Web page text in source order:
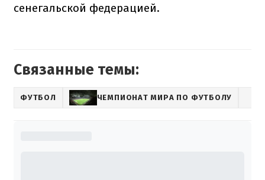
сенегальской федерацией.
Связанные темы:
ФУТБОЛ ЧЕМПИОНАТ МИРА ПО ФУТБОЛУ